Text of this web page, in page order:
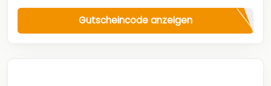
Gutscheincode anzeigen